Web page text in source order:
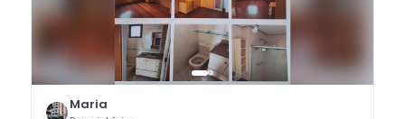
Maria